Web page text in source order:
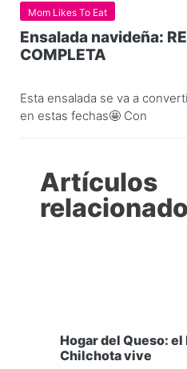
Mom Likes To Eat
Ensalada navideña:
COMPLETA
Esta ensalada se va a
en estas fechas🤩 Con
Artículos
Hogar del Queso:
Chilchota vive